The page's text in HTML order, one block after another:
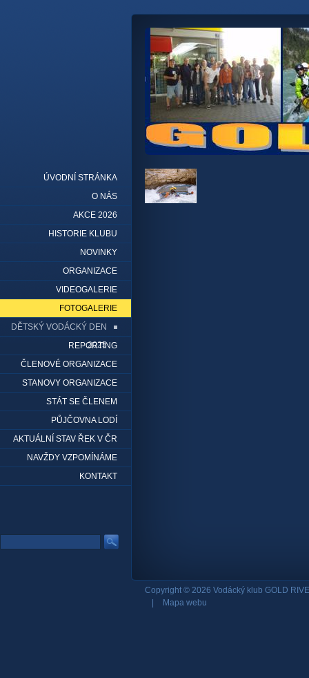
ÚVODNÍ STRÁNKA
O NÁS
AKCE 2026
HISTORIE KLUBU
NOVINKY
ORGANIZACE
VIDEOGALERIE
FOTOGALERIE
DĚTSKÝ VODÁCKÝ DEN
2025
REPORTING
ČLENOVÉ ORGANIZACE
STANOVY ORGANIZACE
STÁT SE ČLENEM
PŮJČOVNA LODÍ
AKTUÁLNÍ STAV ŘEK V ČR
NAVŽDY VZPOMÍNÁME
KONTAKT
Copyright © 2026 Vodácký klub GOLD
Mapa webu